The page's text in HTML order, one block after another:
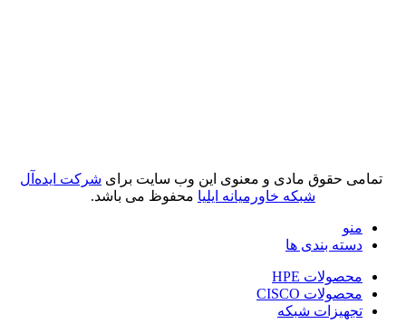
تمامی حقوق مادی و معنوی این وب سایت برای شرکت ایده‌آل
شبکه خاورمیانه ایلیا محفوظ می باشد.
منو
دسته بندی ها
محصولات HPE
محصولات CISCO
تجهیزات شبکه